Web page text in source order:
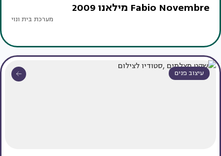
Fabio Novembre מילאנו 2009
מערכת בית ונוי
עיצוב פנים